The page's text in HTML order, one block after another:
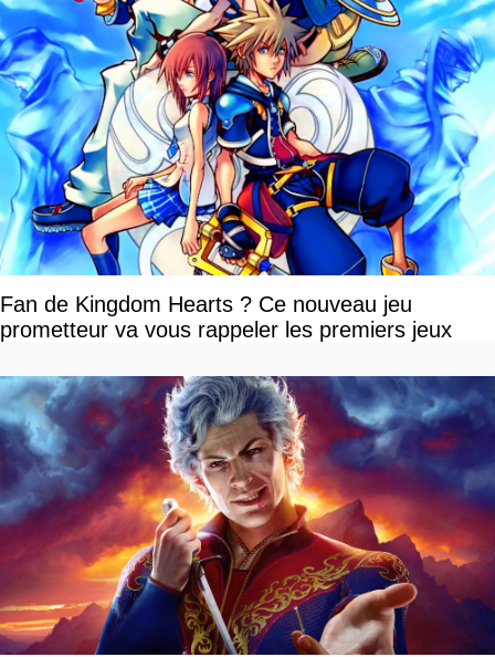
Fan de Kingdom Hearts ? Ce nouveau jeu
prometteur va vous rappeler les premiers jeux